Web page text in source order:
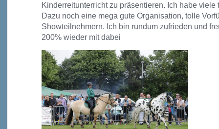
Kinderreitunterricht zu präsentieren. Ich habe
Dazu noch eine mega gute Organisation, tolle
Showteilnehmern. Ich bin rundum zufrieden und
200% wieder mit dabei